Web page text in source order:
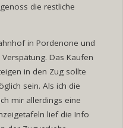
die restliche
in Pordenone und
Das Kaufen
in den Zug sollte
sein. Als ich die
mir allerdings eine
lief die Info